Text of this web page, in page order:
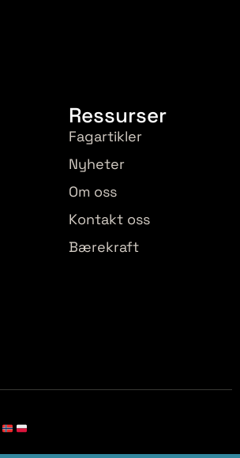
Ressurser
Fagartikler
Nyheter
Om oss
Kontakt oss
Bærekraft